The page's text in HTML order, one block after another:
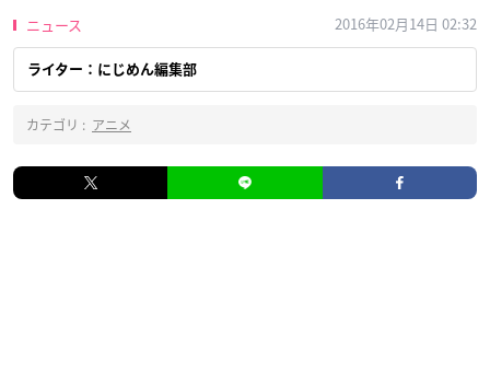
ニュース 2016年02月14日 02:32
ライター：にじめん編集部
カテゴリ : アニメ